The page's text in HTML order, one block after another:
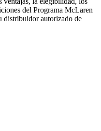
del Programa McLaren
distribuidor autorizado de